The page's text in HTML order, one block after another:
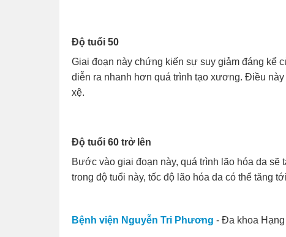
Độ tuổi 50
Giai đoạn này chứng kiến sự suy giảm đáng kể
diễn ra nhanh hơn quá trình tạo xương. Điều
xệ.
Độ tuổi 60 trở lên
Bước vào giai đoạn này, quá trình lão hóa da sẽ
trong độ tuổi này, tốc độ lão hóa da có thể tăng
Bệnh viện Nguyễn Tri Phương - Đa khoa